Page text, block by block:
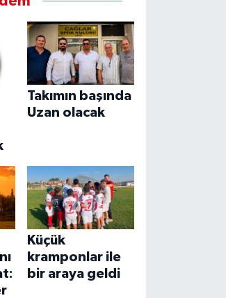
Takımın başında
Uzan olacak
Küçük
kramponlar ile
bir araya geldi